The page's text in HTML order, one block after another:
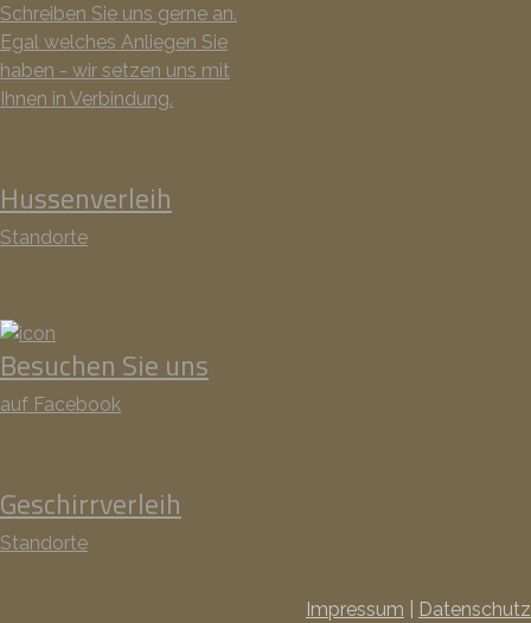
Schreiben Sie uns gerne an.
Egal welches Anliegen Sie
haben - wir setzen uns mit
Ihnen in Verbindung.
Hussenverleih
Standorte
Besuchen Sie uns
auf Facebook
Geschirrverleih
Standorte
Impressum Datenschutz